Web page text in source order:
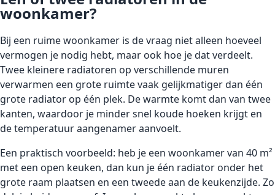
woonkamer?
Bij een ruime woonkamer is de vraag niet alleen hoeveel
vermogen je nodig hebt, maar ook hoe je dat verdeelt.
Twee kleinere radiatoren op verschillende muren
verwarmen een grote ruimte vaak gelijkmatiger dan één
grote radiator op één plek. De warmte komt dan van twee
kanten, waardoor je minder snel koude hoeken krijgt en
de temperatuur aangenamer aanvoelt.
Een praktisch voorbeeld: heb je een woonkamer van 40 m²
met een open keuken, dan kun je één radiator onder het
grote raam plaatsen en een tweede aan de keukenzijde. Zo